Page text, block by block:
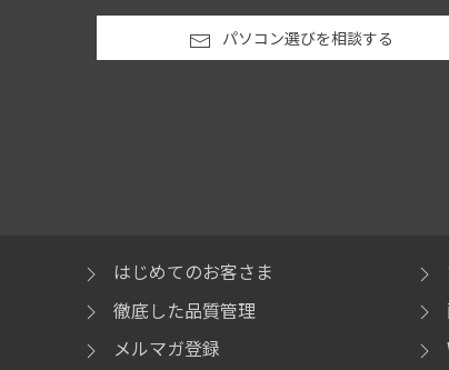
パソコン選びを相談する
はじめてのお客さま
徹底した品質管理
メルマガ登録